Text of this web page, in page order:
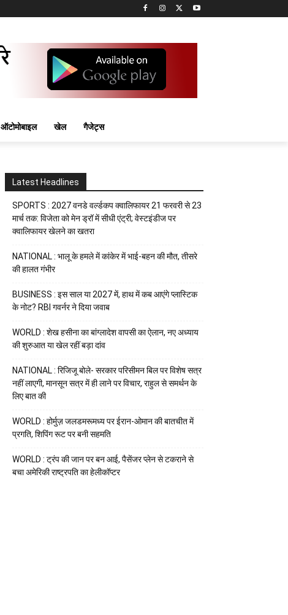
ऑटोमोबाइल खेल गैजेट्स
Latest Headlines
SPORTS : 2027 वनडे वर्ल्डकप क्वालिफायर 21 फरवरी से 23
मार्च तक: विजेता को मेन ड्रॉ में सीधी एंट्री; वेस्टइंडीज पर
क्वालिफायर खेलने का खतरा
NATIONAL : भालू के हमले में कांकेर में भाई-बहन की मौत, तीसरे
की हालत गंभीर
BUSINESS : इस साल या 2027 में, हाथ में कब आएंगे प्लास्टिक
के नोट? RBI गवर्नर ने दिया जवाब
WORLD : शेख हसीना का बांग्लादेश वापसी का ऐलान, नए अध्याय
की शुरुआत या खेल रहीं बड़ा दांव
NATIONAL : रिजिजू बोले- सरकार परिसीमन बिल पर विशेष सत्र
नहीं लाएगी, मानसून सत्र में ही लाने पर विचार, राहुल से समर्थन के
लिए बात की
WORLD : होर्मुज़ जलडमरूमध्य पर ईरान-ओमान की बातचीत में
प्रगति, शिपिंग रूट पर बनी सहमति
WORLD : ट्रंप की जान पर बन आई, पैसेंजर प्लेन से टकराने से
बचा अमेरिकी राष्ट्रपति का हेलीकॉप्टर